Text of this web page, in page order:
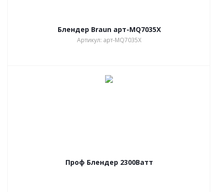
Блендер Braun арт-MQ7035X
Артикул: арт-MQ7035X
Проф Блендер 2300Ватт